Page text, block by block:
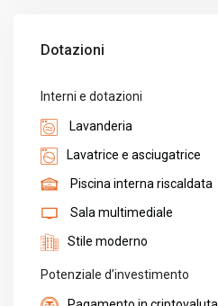
Dotazioni
Interni e dotazioni
Lavanderia
Lavatrice e asciugatrice
Piscina interna riscaldata
Sala multimediale
Stile moderno
Potenziale d’investimento